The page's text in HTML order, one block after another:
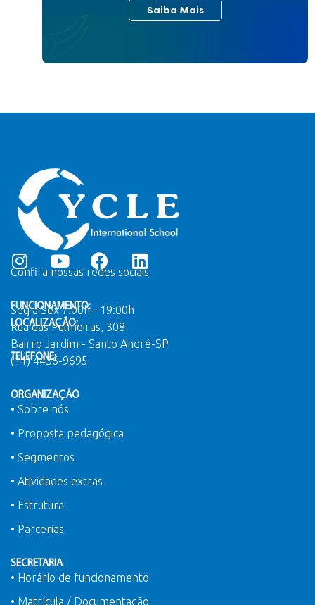
Saiba Mais
Confira nossas redes sociais
FUNCIONAMENTO:
Seg a Sex 7:00h - 19:00h
LOCALIZAÇÃO:
Rua das Palmeiras, 308
Bairro Jardim - Santo André-SP
TELEFONE:
(11) 4436-9695
ORGANIZAÇÃO
• Sobre nós
• Proposta pedagógica
• Segmentos
• Atividades extras
• Estrutura
• Parcerias
SECRETARIA
• Horário de funcionamento
• Matrícula / Documentação